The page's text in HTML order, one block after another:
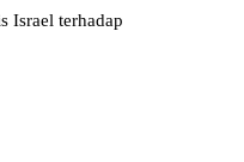
Israel terhadap